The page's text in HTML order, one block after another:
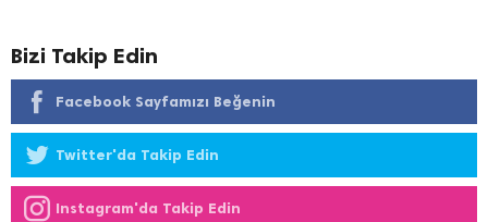
Bizi Takip Edin
Facebook Sayfamızı Beğenin
Twitter'da Takip Edin
Instagram'da Takip Edin